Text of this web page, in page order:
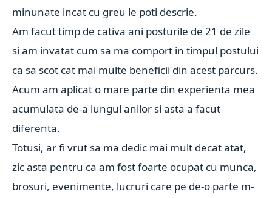
minunate incat cu greu le poti descrie.
Am facut timp de cativa ani posturile de 21 de zile
si am invatat cum sa ma comport in timpul postului
ca sa scot cat mai multe beneficii din acest parcurs.
Acum am aplicat o mare parte din experienta mea
acumulata de-a lungul anilor si asta a facut
diferenta.
Totusi, ar fi vrut sa ma dedic mai mult decat atat,
zic asta pentru ca am fost foarte ocupat cu munca,
brosuri, evenimente, lucruri care pe de-o parte m-